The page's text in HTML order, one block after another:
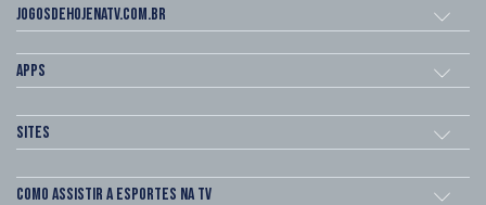
Jogosdehojenatv.com.br
Apps
Sites
Como assistir a esportes na TV